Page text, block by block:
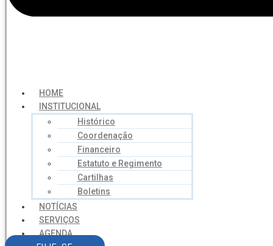
HOME
INSTITUCIONAL
Histórico
Coordenação
Financeiro
Estatuto e Regimento
Cartilhas
Boletins
NOTÍCIAS
SERVIÇOS
AGENDA